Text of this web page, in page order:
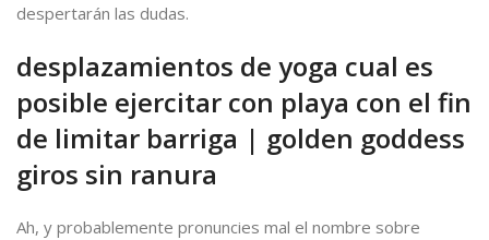
despertarán las dudas.
desplazamientos de yoga cual es
posible ejercitar con playa con el fin
de limitar barriga | golden goddess
giros sin ranura
Ah, y probablemente pronuncies mal el nombre sobre